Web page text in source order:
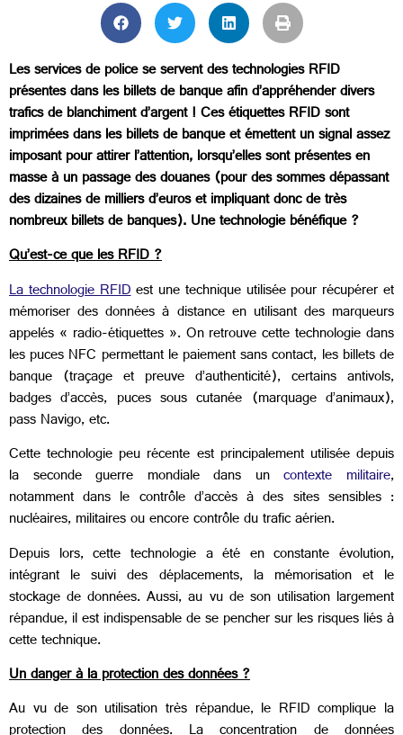
Les services de police se servent des technologies RFID
présentes dans les billets de banque afin d’appréhender divers
trafics de blanchiment d’argent ! Ces étiquettes RFID sont
imprimées dans les billets de banque et émettent un signal assez
imposant pour attirer l’attention, lorsqu’elles sont présentes en
masse à un passage des douanes (pour des sommes dépassant
des dizaines de milliers d’euros et impliquant donc de très
nombreux billets de banques). Une technologie bénéfique ?
Qu’est-ce que les RFID ?
La technologie RFIDest une technique utilisée pour récupérer et
mémoriser des données à distance en utilisant des marqueurs
appelés « radio-étiquettes ». On retrouve cette technologie dans
les puces NFC permettant le paiement sans contact, les billets de
banque (traçage et preuve d’authenticité), certains antivols,
badges d’accès, puces sous cutanée (marquage d’animaux),
pass Navigo, etc.
Cette technologie peu récente est principalement utilisée depuis
la seconde guerre mondiale dans uncontexte militaire,
notamment dans le contrôle d’accès à des sites sensibles :
nucléaires, militaires ou encore contrôle du trafic aérien.
Depuis lors, cette technologie a été en constante évolution,
intégrant le suivi des déplacements, la mémorisation et le
stockage de données. Aussi, au vu de son utilisation largement
répandue, il est indispensable de se pencher sur les risques liés à
cette technique.
Un danger à la protection des données ?
Au vu de son utilisation très répandue, le RFID complique la